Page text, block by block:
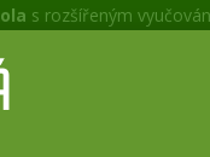
s rozšířeným